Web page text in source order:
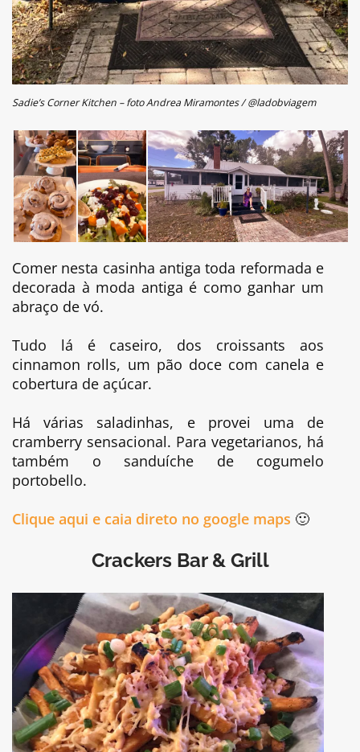
Sadie’s Corner Kitchen – foto Andrea Miramontes / @ladobviagem
Comer nesta casinha antiga toda reformada e
decorada à moda antiga é como ganhar um
abraço de vó.
Tudo lá é caseiro, dos croissants aos
cinnamon rolls, um pão doce com canela e
cobertura de açúcar.
Há várias saladinhas, e provei uma de
cramberry sensacional. Para vegetarianos, há
também o sanduíche de cogumelo
portobello.
Clique aqui e caia direto no google maps 🙂
Crackers Bar & Grill